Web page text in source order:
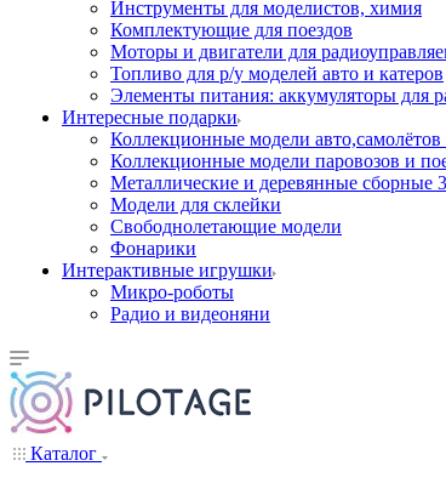
Инструменты для моделистов, химия
Комплектующие для поездов
Моторы и двигатели для
Топливо для р/у моделей авто и катеров
Элементы питания: аккумуляторы для
Интересные подарки
Коллекционные модели авто,самолётов
Коллекционные модели паровозов и
Металлические и деревянные сборные
Модели для склейки
Свободнолетающие модели
Фонарики
Интерактивные игрушки
Микро-роботы
Радио и видеоняни
Каталог